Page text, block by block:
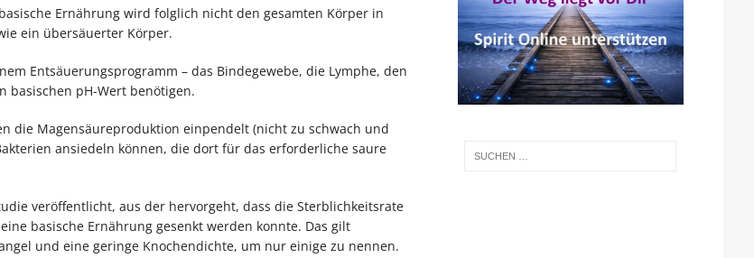
Ernährung wird folglich nicht den gesamten Körper in
ein übersäuerter Körper.
Entsäuerungsprogramm – das Bindegewebe, die Lymphe, den
basischen pH-Wert benötigen.
die Magensäureproduktion einpendelt (nicht zu schwach und
ansiedeln können, die dort für das erforderliche saure
veröffentlicht, aus der hervorgeht, dass die Sterblichkeitsrate
basische Ernährung gesenkt werden konnte. Das gilt
und eine geringe Knochendichte, um nur einige zu nennen.